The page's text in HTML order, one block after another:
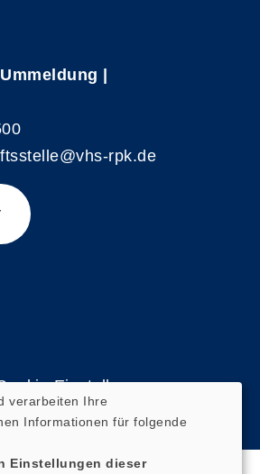
|
rpk.de
Einstellungen
verarbeiten Ihre
Informationen für folgende
Einstellungen dieser